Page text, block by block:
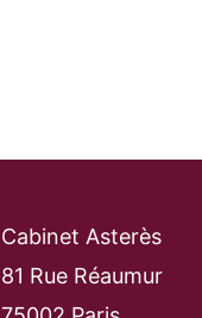
Cabinet Asterès
81 Rue Réaumur